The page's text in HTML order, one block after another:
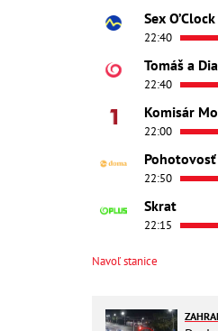
Sex O’Clock
22:40
Tomáš a
22:40
Komisár
22:00
Pohotovosť
22:50
Skrat
22:15
Navoľ stanice